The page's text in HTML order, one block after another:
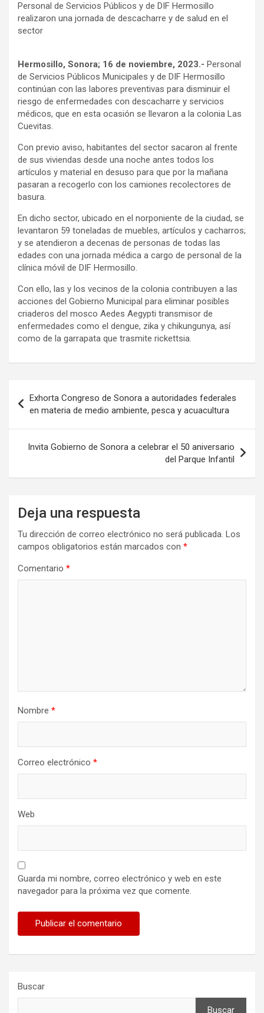
Personal de Servicios Públicos y de DIF Hermosillo
realizaron una jornada de descacharre y de salud en el
sector
Hermosillo, Sonora; 16 de noviembre, 2023.- Personal
de Servicios Públicos Municipales y de DIF Hermosillo
continúan con las labores preventivas para disminuir el
riesgo de enfermedades con descacharre y servicios
médicos, que en esta ocasión se llevaron a la colonia Las
Cuevitas.
Con previo aviso, habitantes del sector sacaron al frente
de sus viviendas desde una noche antes todos los
artículos y material en desuso para que por la mañana
pasaran a recogerlo con los camiones recolectores de
basura.
En dicho sector, ubicado en el norponiente de la ciudad, se
levantaron 59 toneladas de muebles, artículos y cacharros;
y se atendieron a decenas de personas de todas las
edades con una jornada médica a cargo de personal de la
clínica móvil de DIF Hermosillo.
Con ello, las y los vecinos de la colonia contribuyen a las
acciones del Gobierno Municipal para eliminar posibles
criaderos del mosco Aedes Aegypti transmisor de
enfermedades como el dengue, zika y chikungunya, así
como de la garrapata que trasmite rickettsia.
de
entradas
Exhorta Congreso de Sonora a autoridades federales
en materia de medio ambiente, pesca y acuacultura
Invita Gobierno de Sonora a celebrar el 50 aniversario
del Parque Infantil
Deja una respuesta
Tu dirección de correo electrónico no será publicada. Los
campos obligatorios están marcados con *
Comentario *
Nombre *
Correo electrónico *
Web
Guarda mi nombre, correo electrónico y web en este
navegador para la próxima vez que comente.
Buscar
Buscar